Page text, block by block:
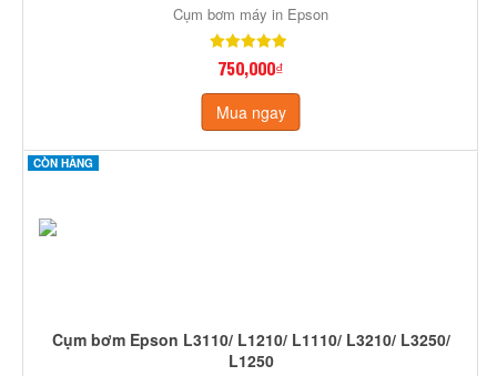
Cụm bơm máy in Epson
750,000₫
Mua ngay
CÒN HÀNG
Cụm bơm Epson L3110/ L1210/ L1110/ L3210/ L3250/
L1250